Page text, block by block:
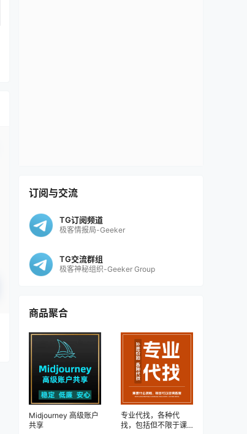
订阅与交流
TG订阅频道
极客情报局-Geeker
TG交流群组
极客神秘组织-Geeker Group
商品聚合
Midjourney 高级账户
共享
专业代找，各种代
找，包括但不限于课